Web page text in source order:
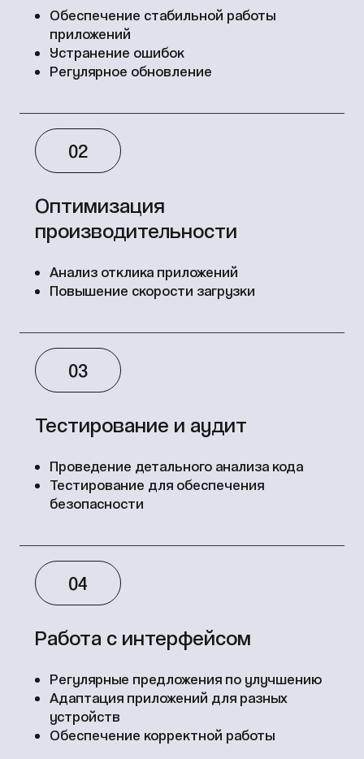
Обеспечение стабильной работы
приложений
Устранение ошибок
Регулярное обновление
02
Оптимизация
производительности
Анализ отклика приложений
Повышение скорости загрузки
03
Тестирование и аудит
Проведение детального анализа кода
Тестирование для обеспечения
безопасности
04
Работа с интерфейсом
Регулярные предложения по улучшению
Адаптация приложений для разных
устройств
Обеспечение корректной работы